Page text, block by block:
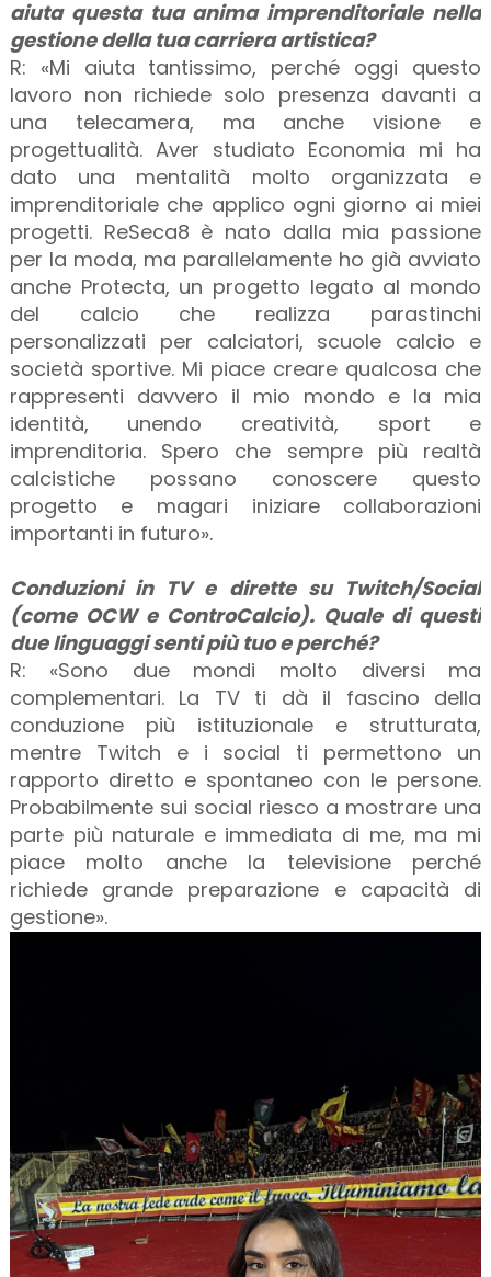
aiuta questa tua anima imprenditoriale nella
gestione della tua carriera artistica?
R: «Mi aiuta tantissimo, perché oggi questo
lavoro non richiede solo presenza davanti a
una telecamera, ma anche visione e
progettualità. Aver studiato Economia mi ha
dato una mentalità molto organizzata e
imprenditoriale che applico ogni giorno ai miei
progetti. ReSeca8 è nato dalla mia passione
per la moda, ma parallelamente ho già avviato
anche Protecta, un progetto legato al mondo
del calcio che realizza parastinchi
personalizzati per calciatori, scuole calcio e
società sportive. Mi piace creare qualcosa che
rappresenti davvero il mio mondo e la mia
identità, unendo creatività, sport e
imprenditoria. Spero che sempre più realtà
calcistiche possano conoscere questo
progetto e magari iniziare collaborazioni
importanti in futuro».
Conduzioni in TV e dirette su Twitch/Social
(come OCW e ControCalcio). Quale di questi
due linguaggi senti più tuo e perché?
R: «Sono due mondi molto diversi ma
complementari. La TV ti dà il fascino della
conduzione più istituzionale e strutturata,
mentre Twitch e i social ti permettono un
rapporto diretto e spontaneo con le persone.
Probabilmente sui social riesco a mostrare una
parte più naturale e immediata di me, ma mi
piace molto anche la televisione perché
richiede grande preparazione e capacità di
gestione».